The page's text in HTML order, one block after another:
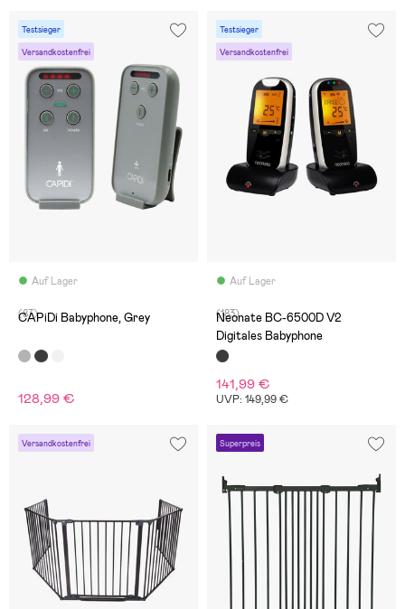
Testsieger
Versandkostenfrei
Auf Lager
(87)
CAPiDi Babyphone, Grey
128,99 €
Testsieger
Versandkostenfrei
Auf Lager
(183)
Neonate BC-6500D V2
Digitales Babyphone
141,99 €
UVP: 149,99 €
Versandkostenfrei Superpreis